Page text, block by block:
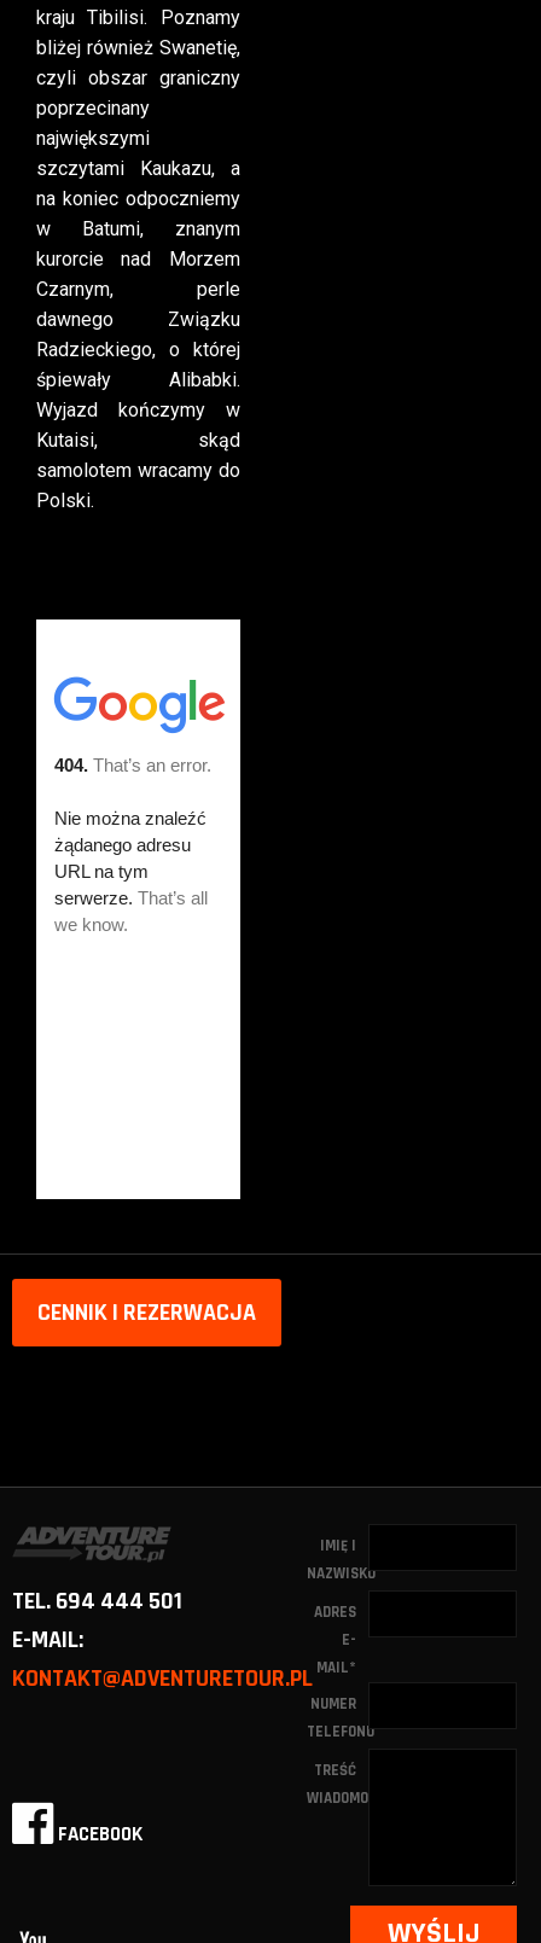
kraju Tibilisi. Poznamy
bliżej również Swanetię,
czyli obszar graniczny
poprzecinany
największymi
szczytami Kaukazu, a
na koniec odpoczniemy
w Batumi, znanym
kurorcie nad Morzem
Czarnym, perle
dawnego Związku
Radzieckiego, o której
śpiewały Alibabki.
Wyjazd kończymy w
Kutaisi, skąd
samolotem wracamy do
Polski.
CENNIK I REZERWACJA
TEL. 694 444 501
E-MAIL:
KONTAKT@ADVENTURETOUR.PL
FACEBOOK
IMIĘ I
NAZWISKO
ADRES
E-
MAIL*
NUMER
TELEFONU
TREŚĆ
WIADOMOŚCI